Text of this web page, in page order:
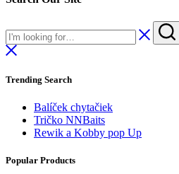
Trending Search
Balíček chytačiek
Tričko NNBaits
Rewik a Kobby pop Up
Popular Products